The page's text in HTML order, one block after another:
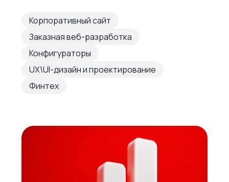
Корпоративный сайт
Заказная веб-разработка
Конфигураторы
UX\UI-дизайн и проектирование
Финтех